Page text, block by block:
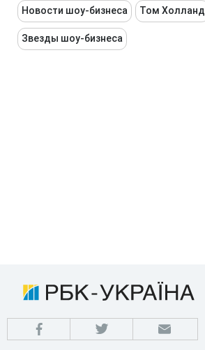
Новости шоу-бизнеса Том Холланд
Звезды шоу-бизнеса